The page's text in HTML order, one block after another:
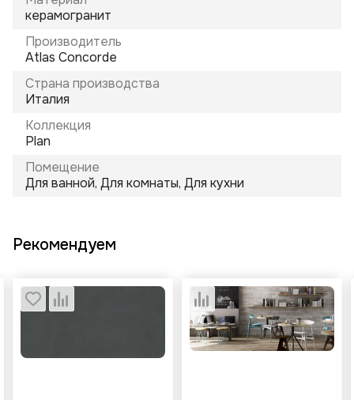
керамогранит
Производитель
Atlas Concorde
Страна производства
Италия
Коллекция
Plan
Помещение
Для ванной, Для комнаты, Для кухни
Рекомендуем